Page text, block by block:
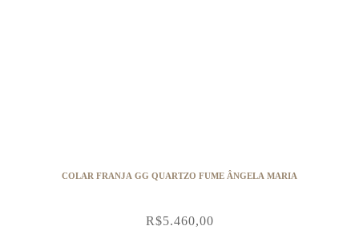
COLAR FRANJA GG QUARTZO FUME ÂNGELA MARIA
R$5.460,00